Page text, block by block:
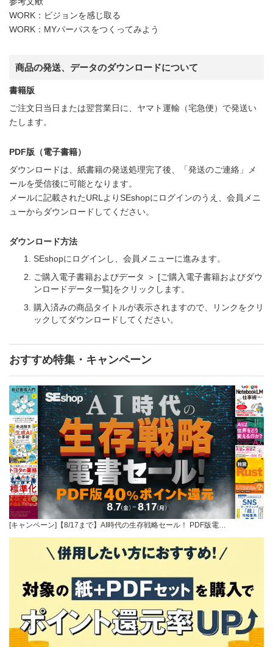
WORK：ビジョンを感じ取る
WORK：MYパーパスをつくってみよう
商品の発送、データのダウンロードについて
書籍版
ご注文日当日または翌営業日に、ヤマト運輸（宅急便）で発送い
たします。
PDF版（電子書籍）
ダウンロードは、紙書籍の発送処理完了後、「発送のご連絡」メ
ールを受信後に可能となります。
メールに記載されたURLよりSEshopにログインのうえ、会員メニ
ューからダウンロードしてください。
ダウンロード方法
SEshopにログインし、会員メニューに進みます。
ご購入電子書籍およびデータ ＞ [ご購入電子書籍およびダウ
ンロードデータ一覧]をクリックします。
購入済みの商品タイトルが表示されますので、リンクをクリ
ックしてダウンロードしてください。
おすすめ特集・キャンペーン
[キャンペーン]【8/17まで】AI時代の生存戦略セール！ PDF版電…